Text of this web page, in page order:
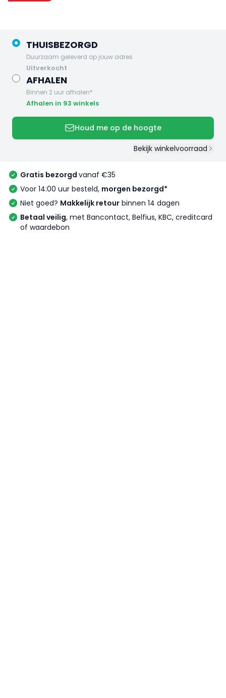
THUISBEZORGD
Duurzaam geleverd op jouw adres
uitverkocht
AFHALEN
Binnen 2 uur afhalen*
Afhalen in 93 winkels
Houd me op de hoogte
Bekijk winkelvoorraad
Gratis bezorgd vanaf €35
Voor 14:00 uur besteld, morgen bezorgd*
Niet goed? Makkelijk retour binnen 14 dagen
Betaal veilig, met Bancontact, Belfius, KBC, creditcard
of waardebon